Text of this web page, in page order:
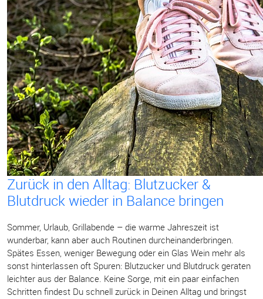
Zurück in den Alltag: Blutzucker &
Blutdruck wieder in Balance bringen
Sommer, Urlaub, Grillabende – die warme Jahreszeit ist
wunderbar, kann aber auch Routinen durcheinanderbringen.
Spätes Essen, weniger Bewegung oder ein Glas Wein mehr als
sonst hinterlassen oft Spuren: Blutzucker und Blutdruck geraten
leichter aus der Balance. Keine Sorge, mit ein paar einfachen
Schritten findest Du schnell zurück in Deinen Alltag und bringst